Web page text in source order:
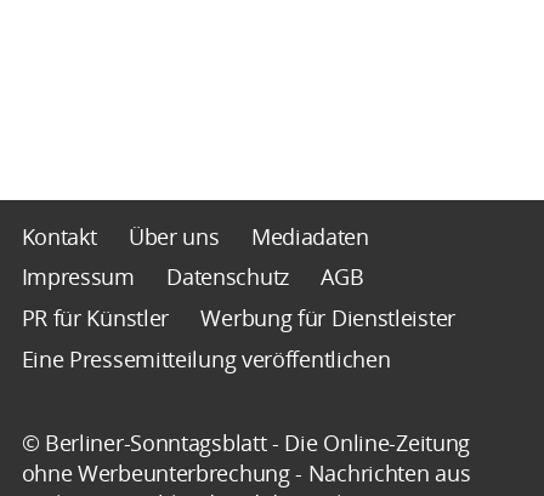
Kontakt Über uns
Mediadaten
Impressum
Datenschutz
AGB
PR für Künstler
Werbung für Dienstleister
Eine Pressemitteilung veröffentlichen
© Berliner-Sonntagsblatt - Die Online-Zeitung
ohne Werbeunterbrechung - Nachrichten aus